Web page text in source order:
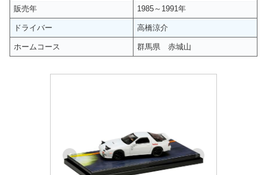
販売年 1985～1991年
ドライバー 高橋涼介
ホームコース 群馬県 赤城山